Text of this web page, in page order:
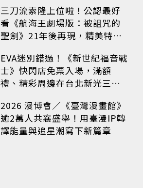
三刀流索隆上位啦！公認最好
看《航海王劇場版：被詛咒的
聖劍》21年後再現，精美特典
EVA迷別錯過！《新世紀福音戰
士》快閃店免票入場，滿額
禮、精彩周邊在台北新光三越
2026 漫博會／《臺灣漫畫館》
逾2萬人共襄盛舉！用臺漫IP轉
譯能量與追星潮寫下新篇章